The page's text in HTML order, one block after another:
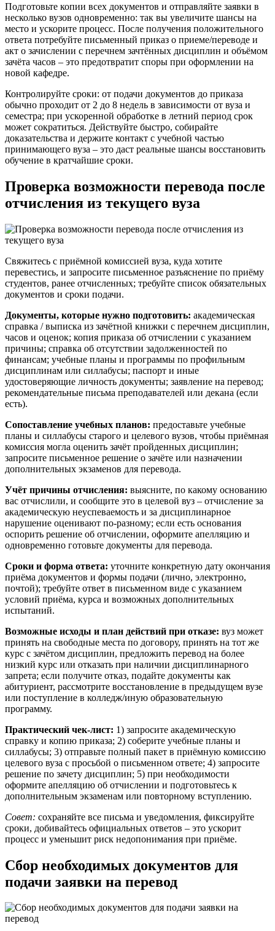
Подготовьте копии всех документов и отправляйте заявки в
несколько вузов одновременно: так вы увеличите шансы на
место и ускорите процесс. После получения положительного
ответа потребуйте письменный приказ о приеме/переводе и
акт о зачислении с перечнем зачтённых дисциплин и объёмом
зачёта часов – это предотвратит споры при оформлении на
новой кафедре.
Контролируйте сроки: от подачи документов до приказа
обычно проходит от 2 до 8 недель в зависимости от вуза и
семестра; при ускоренной обработке в летний период срок
может сократиться. Действуйте быстро, собирайте
доказательства и держите контакт с учебной частью
принимающего вуза – это даст реальные шансы восстановить
обучение в кратчайшие сроки.
Проверка возможности перевода после
отчисления из текущего вуза
Свяжитесь с приёмной комиссией вуза, куда хотите
перевестись, и запросите письменное разъяснение по приёму
студентов, ранее отчисленных; требуйте список обязательных
документов и сроки подачи.
Документы, которые нужно подготовить: академическая
справка / выписка из зачётной книжки с перечнем дисциплин,
часов и оценок; копия приказа об отчислении с указанием
причины; справка об отсутствии задолженностей по
финансам; учебные планы и программы по профильным
дисциплинам или силлабусы; паспорт и иные
удостоверяющие личность документы; заявление на перевод;
рекомендательные письма преподавателей или декана (если
есть).
Сопоставление учебных планов: предоставьте учебные
планы и силлабусы старого и целевого вузов, чтобы приёмная
комиссия могла оценить зачёт пройденных дисциплин;
запросите письменное решение о зачёте или назначении
дополнительных экзаменов для перевода.
Учёт причины отчисления: выясните, по какому основанию
вас отчислили, и сообщите это в целевой вуз – отчисление за
академическую неуспеваемость и за дисциплинарное
нарушение оценивают по-разному; если есть основания
оспорить решение об отчислении, оформите апелляцию и
одновременно готовьте документы для перевода.
Сроки и форма ответа: уточните конкретную дату окончания
приёма документов и формы подачи (лично, электронно,
почтой); требуйте ответ в письменном виде с указанием
условий приёма, курса и возможных дополнительных
испытаний.
Возможные исходы и план действий при отказе: вуз может
принять на свободные места по договору, принять на тот же
курс с зачётом дисциплин, предложить перевод на более
низкий курс или отказать при наличии дисциплинарного
запрета; если получите отказ, подайте документы как
абитуриент, рассмотрите восстановление в предыдущем вузе
или поступление в колледж/иную образовательную
программу.
Практический чек‑лист: 1) запросите академическую
справку и копию приказа; 2) соберите учебные планы и
силлабусы; 3) отправьте полный пакет в приёмную комиссию
целевого вуза с просьбой о письменном ответе; 4) запросите
решение по зачету дисциплин; 5) при необходимости
оформите апелляцию об отчислении и подготовьтесь к
дополнительным экзаменам или повторному вступлению.
Совет: сохраняйте все письма и уведомления, фиксируйте
сроки, добивайтесь официальных ответов – это ускорит
процесс и уменьшит риск недопонимания при приёме.
Сбор необходимых документов для
подачи заявки на перевод